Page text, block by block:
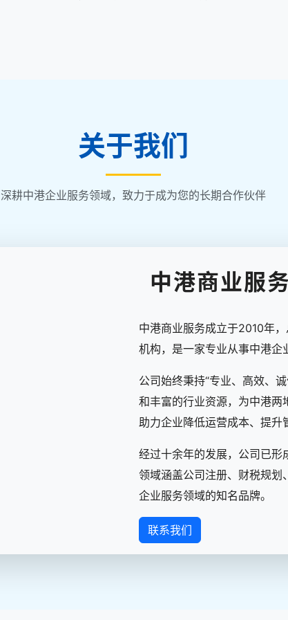
关于我们
深耕中港企业服务领域，致力于成为您的长期合作伙伴
中港商业服
中港商业服务成立于2010年
机构，是一家专业从事中港企
公司始终秉持“专业、高效、
和丰富的行业资源，为中港
助力企业降低运营成本、提
经过十余年的发展，公司已
领域涵盖公司注册、财税规
企业服务领域的知名品牌。
联系我们